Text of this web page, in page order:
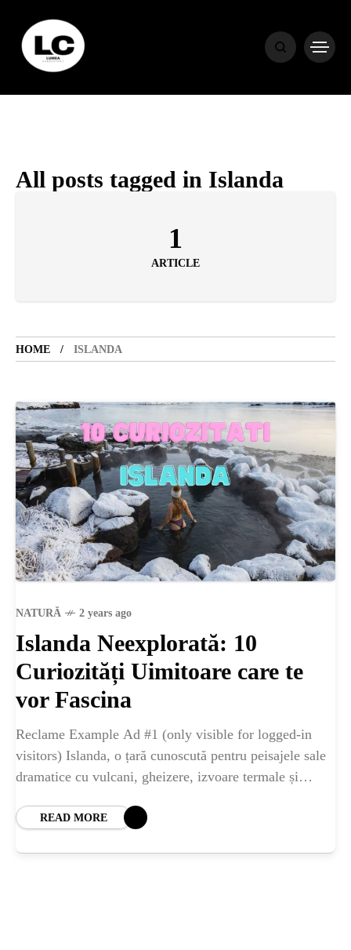
All posts tagged in Islanda
1
ARTICLE
HOME ISLANDA
NATURĂ 2 years ago
Islanda Neexplorată: 10
Curiozități Uimitoare care te
vor Fascina
Reclame Example Ad #1 (only visible for logged-in
visitors) Islanda, o țară cunoscută pentru peisajele sale
dramatice cu vulcani, gheizere, izvoare termale și
READ MORE
HOME
HOROSCOP
ENGLISH
CONTENT
TRAVEL
SANATATE
SI
INGRIJIRE
ISTORIE
NATURĂ
STIRI
ȘTIINȚA
ANIMALE
OAMENI